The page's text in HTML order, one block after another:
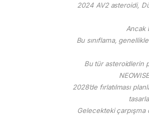
2024 AV2 asteroidi,
Ancak
Bu sınıflama,
Bu tür asteroidlerin
2028’de fırlatılması
Gelecekteki çarpışma